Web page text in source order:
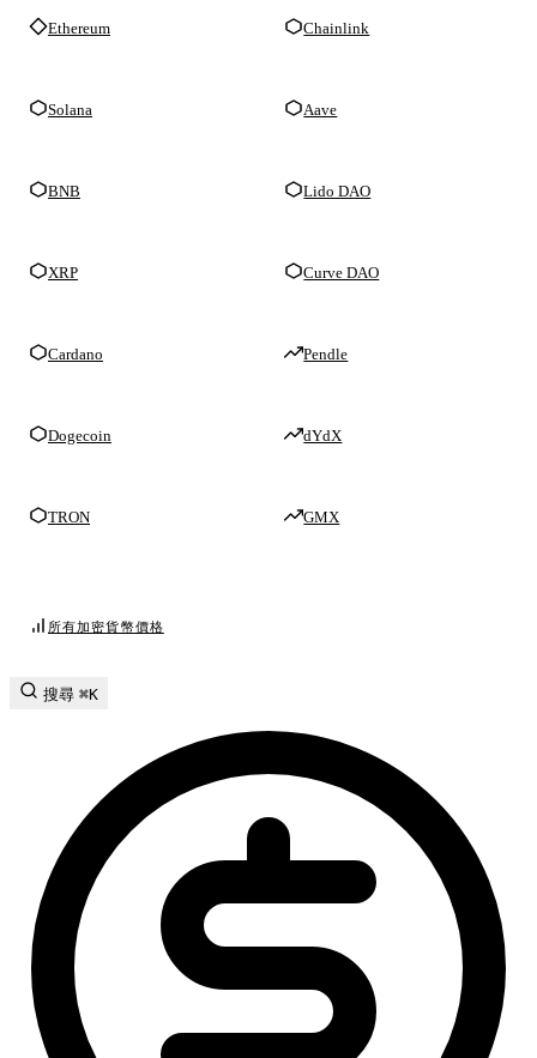
Ethereum
Solana
BNB
XRP
Cardano
Dogecoin
TRON
Chainlink
Aave
Lido DAO
Curve DAO
Pendle
dYdX
GMX
所有加密貨幣價格
搜尋 ⌘K